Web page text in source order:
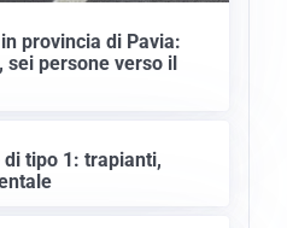
provincia di Pavia:
persone verso il
tipo 1: trapianti,